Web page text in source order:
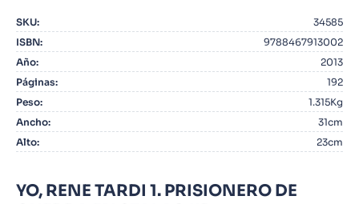
SKU:
34585
ISBN:
9788467913002
Año:
2013
Páginas:
192
Peso:
1.315Kg
Ancho:
31cm
Alto: 23cm
YO, RENE TARDI 1. PRISIONERO DE
2. Blue Lock
3.
4. Odisea
5. Manga
6.
8. Noches Blancas